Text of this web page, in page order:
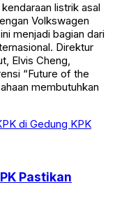
listrik asal
Volkswagen
menjadi bagian dari
Direktur
Elvis Cheng,
“Future of the
membutuhkan
Pastikan